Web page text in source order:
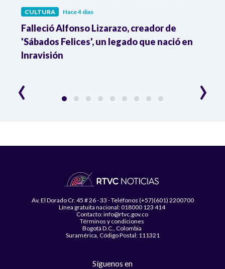
CULTURA Hace 4 días
Falleció Alfonso Lizarazo, creador de
'Sábados Felices', un legado que nació en
Inravisión
‹ ›
Av. El Dorado Cr. 45 # 26 - 33 - Teléfonos (+57)(601) 2200700
Línea gratuita nacional: 018000 123 414
Contacto: info@rtvc.gov.co
Términos y condiciones
Bogotá D.C., Colombia
Suramérica, Código Postal: 111321
Síguenos en